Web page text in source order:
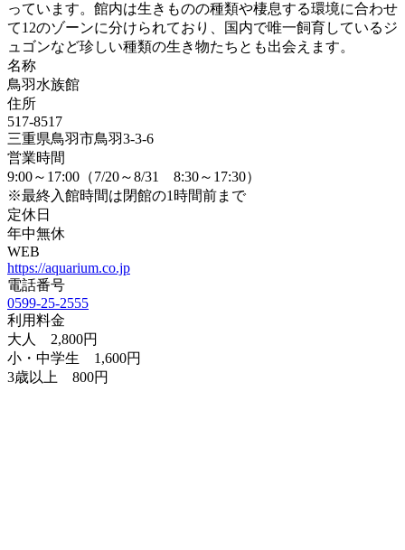
っています。館内は生きものの種類や棲息する環境に合わせ
て12のゾーンに分けられており、国内で唯一飼育しているジ
ュゴンなど珍しい種類の生き物たちとも出会えます。
名称
鳥羽水族館
住所
517-8517
三重県鳥羽市鳥羽3-3-6
営業時間
9:00～17:00（7/20～8/31 8:30～17:30）
※最終入館時間は閉館の1時間前まで
定休日
年中無休
WEB
https://aquarium.co.jp
電話番号
0599-25-2555
利用料金
大人 2,800円
小・中学生 1,600円
3歳以上 800円